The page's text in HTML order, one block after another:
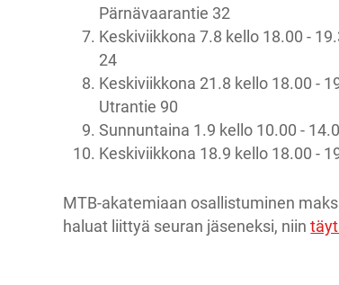
Pärnävaarantie 32
Keskiviikkona 7.8 kello 18.00 -
24
Keskiviikkona 21.8 kello 18.00 -
Utrantie 90
Sunnuntaina 1.9 kello 10.00 -
Keskiviikkona 18.9 kello 18.00 -
MTB-akatemiaan osallistuminen
haluat liittyä seuran jäseneksi, niin